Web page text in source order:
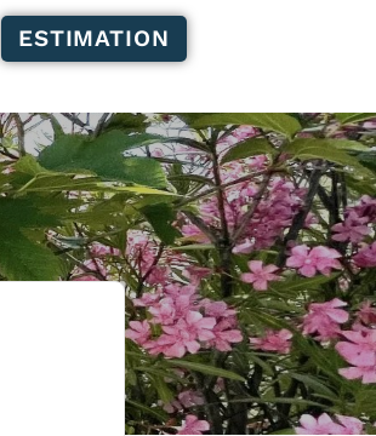
ESTIMATION